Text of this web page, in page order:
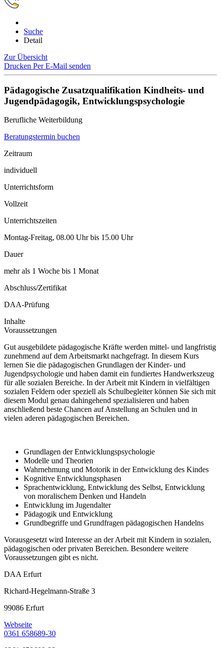
Suche
Detail
Zur Übersicht
Drucken Per E-Mail senden
Pädagogische Zusatzqualifikation Kindheits- und
Jugendpädagogik, Entwicklungspsychologie
Berufliche Weiterbildung
Beratungstermin buchen
Zeitraum
individuell
Unterrichtsform
Vollzeit
Unterrichtszeiten
Montag-Freitag, 08.00 Uhr bis 15.00 Uhr
Dauer
mehr als 1 Woche bis 1 Monat
Abschluss/Zertifikat
DAA-Prüfung
Inhalte
Voraussetzungen
Gut ausgebildete pädagogische Kräfte werden mittel- und langfristig
zunehmend auf dem Arbeitsmarkt nachgefragt. In diesem Kurs
lernen Sie die pädagogischen Grundlagen der Kinder- und
Jugendpsychologie und haben damit ein fundiertes Handwerkszeug
für alle sozialen Bereiche. In der Arbeit mit Kindern in vielfältigen
sozialen Feldern oder speziell als Schulbegleiter können Sie sich mit
diesem Modul genau dahingehend spezialisieren und haben
anschließend beste Chancen auf Anstellung an Schulen und in
vielen aderen pädagogischen Bereichen.
Grundlagen der Entwicklungspsychologie
Modelle und Theorien
Wahrnehmung und Motorik in der Entwicklung des Kindes
Kognitive Entwicklungsphasen
Sprachentwicklung, Entwicklung des Selbst, Entwicklung
von moralischem Denken und Handeln
Entwicklung im Jugendalter
Pädagogik und Entwicklung
Grundbegriffe und Grundfragen pädagogischen Handelns
Vorausgesetzt wird Interesse an der Arbeit mit Kindern in sozialen,
pädagogischen oder privaten Bereichen. Besondere weitere
Voraussetzungen gibt es nicht.
DAA Erfurt
Richard-Hegelmann-Straße 3
99086 Erfurt
Webseite
0361 658689-30